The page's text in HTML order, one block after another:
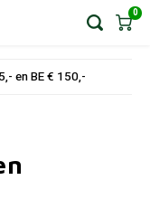
0
en BE € 150,-